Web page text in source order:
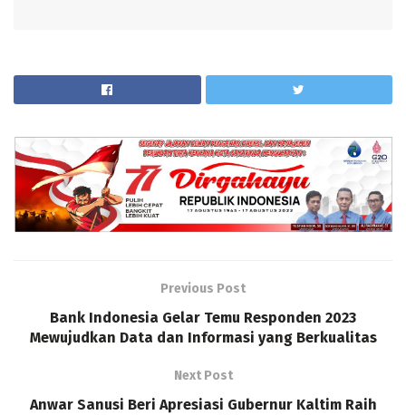
Previous Post
Bank Indonesia Gelar Temu Responden 2023
Mewujudkan Data dan Informasi yang Berkualitas
Next Post
Anwar Sanusi Beri Apresiasi Gubernur Kaltim Raih